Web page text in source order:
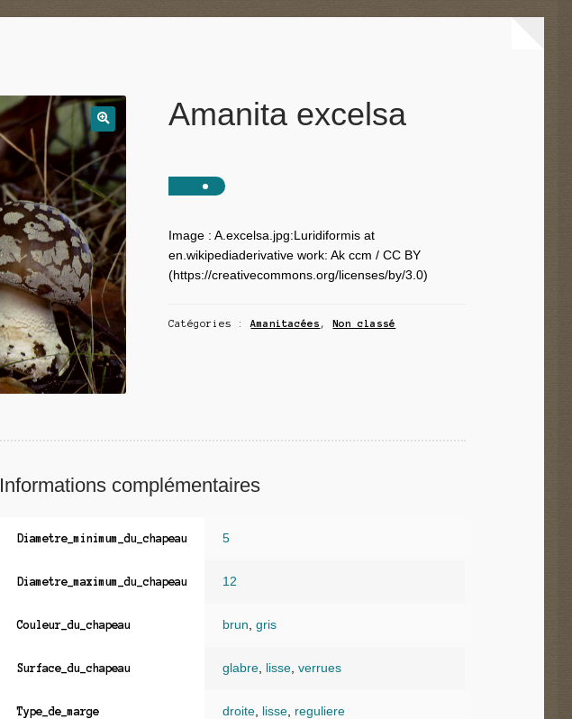
Amanita excelsa
Image : A.excelsa.jpg:Luridiformis at
en.wikipediaderivative work: Ak ccm / CC BY
(https://creativecommons.org/licenses/by/3.0)
Catégories :Amanitacées ,Non classé
Informations complémentaires
Diametre_minimum_du_chapeau 5
Diametre_maximum_du_chapeau 12
Couleur_du_chapeau brun gris
Surface_du_chapeau glabre, lisse, verrues
Type_de_marge droite, lisse, reguliere